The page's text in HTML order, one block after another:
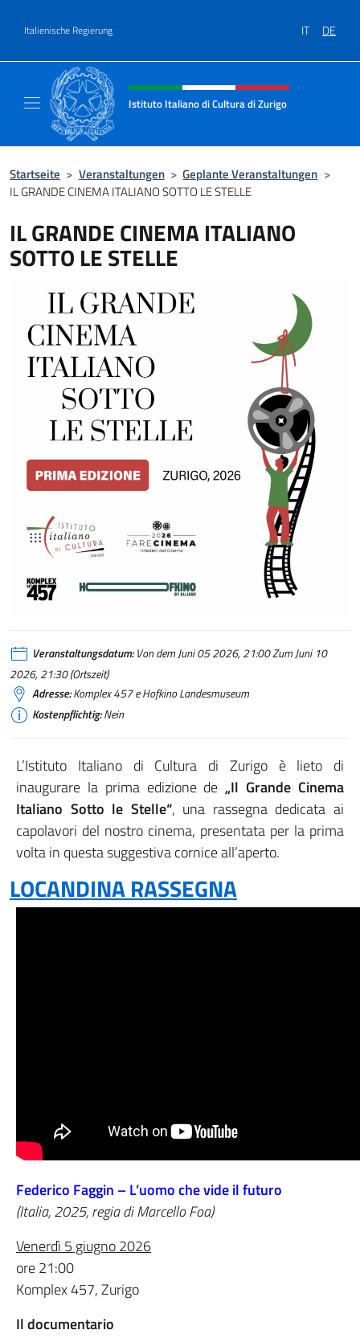
Italienische Regierung IT DE
Header-Site, Social und Menü
Istituto Italiano di Cultura di Zurigo
Startseite > Veranstaltungen > Geplante Veranstaltungen >
IL GRANDE CINEMA ITALIANO SOTTO LE STELLE
IL GRANDE CINEMA ITALIANO
SOTTO LE STELLE
Veranstaltungsdatum:Von dem Juni 05 2026, 21:00 Zum Juni 10
2026, 21:30 (Ortszeit)
Adresse:Komplex 457 e Hofkino Landesmuseum
Kostenpflichtig:Nein
L’Istituto Italiano di Cultura di Zurigo è lieto di
inaugurare la prima edizione de„Il Grande Cinema
Italiano Sotto le Stelle“, una rassegna dedicata ai
capolavori del nostro cinema, presentata per la prima
volta in questa suggestiva cornice all’aperto.
LOCANDINA RASSEGNA
Federico Faggin – L’uomo che vide il futuro
(Italia, 2025, regia di Marcello Foa)
Venerdì 5 giugno 2026
ore 21:00
Komplex 457, Zurigo
Il documentario